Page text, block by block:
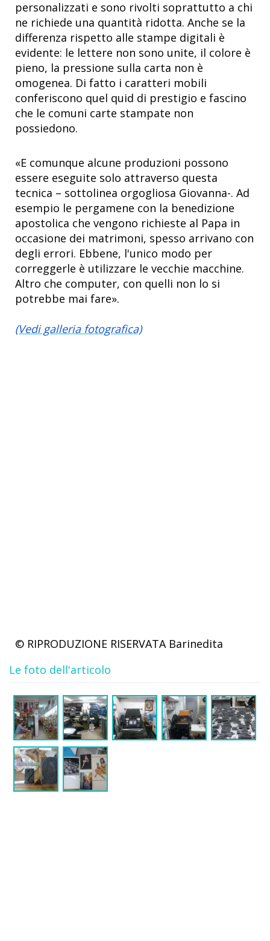
personalizzati e sono rivolti soprattutto a chi
ne richiede una quantità ridotta. Anche se la
differenza rispetto alle stampe digitali è
evidente: le lettere non sono unite, il colore è
pieno, la pressione sulla carta non è
omogenea. Di fatto i caratteri mobili
conferiscono quel quid di prestigio e fascino
che le comuni carte stampate non
possiedono.
«E comunque alcune produzioni possono
essere eseguite solo attraverso questa
tecnica – sottolinea orgogliosa Giovanna-. Ad
esempio le pergamene con la benedizione
apostolica che vengono richieste al Papa in
occasione dei matrimoni, spesso arrivano con
degli errori. Ebbene, l'unico modo per
correggerle è utilizzare le vecchie macchine.
Altro che computer, con quelli non lo si
potrebbe mai fare».
(Vedi galleria fotografica)
© RIPRODUZIONE RISERVATA Barinedita
Le foto dell'articolo